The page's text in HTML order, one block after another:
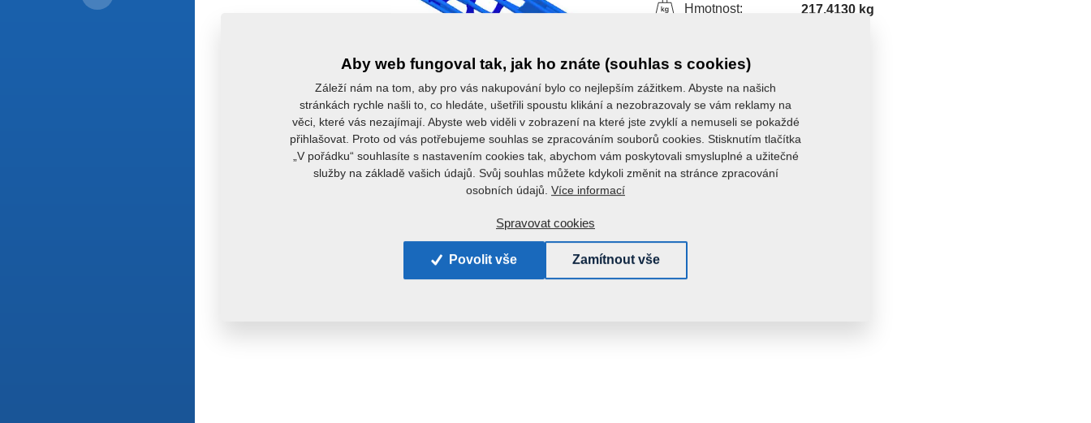
Hmotnost: 217,4130 kg
Aby web fungoval tak, jak ho znáte (souhlas s cookies)
Záleží nám na tom, aby pro vás nakupování bylo co nejlepším zážitkem. Abyste na našich
stránkách rychle našli to, co hledáte, ušetřili spoustu klikání a nezobrazovaly se vám reklamy na
věci, které vás nezajímají. Abyste web viděli v zobrazení na které jste zvyklí a nemuseli se pokaždé
přihlašovat. Proto od vás potřebujeme souhlas se zpracováním souborů cookies. Stisknutím tlačítka
„V pořádku“ souhlasíte s nastavením cookies tak, abychom vám poskytovali smysluplné a užitečné
služby na základě vašich údajů. Svůj souhlas můžete kdykoli změnit na stránce zpracování
osobních údajů. Více informací
Spravovat cookies
Povolit vše Zamítnout vše